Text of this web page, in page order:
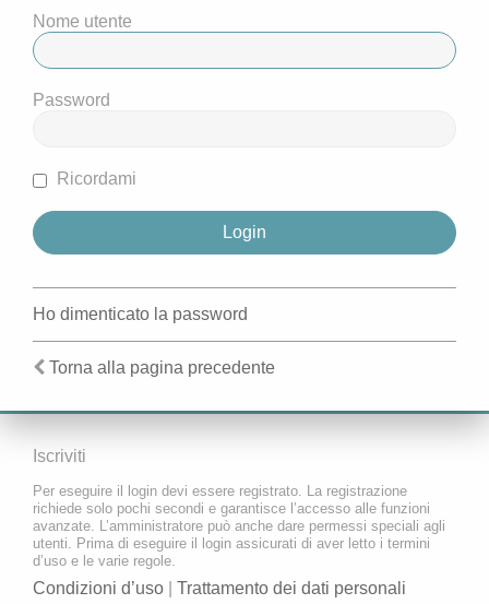
Nome utente
Password
Ricordami
Ho dimenticato la password
Torna alla pagina precedente
Iscriviti
Per eseguire il login devi essere registrato. La registrazione
richiede solo pochi secondi e garantisce l’accesso alle funzioni
avanzate. L’amministratore può anche dare permessi speciali agli
utenti. Prima di eseguire il login assicurati di aver letto i termini
d’uso e le varie regole.
Condizioni d’uso Trattamento dei dati personali